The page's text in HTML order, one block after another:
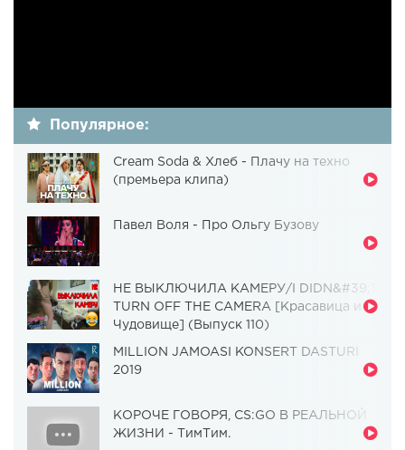
Популярное:
Cream Soda & Хлеб - Плачу на техно
(премьера клипа)
Павел Воля - Про Ольгу Бузову
НЕ ВЫКЛЮЧИЛА КАМЕРУ/I DIDN&#39;T
TURN OFF THE CAMERA [Красавица и
Чудовище] (Выпуск 110)
MILLION JAMOASI KONSERT DASTURI
2019
КОРОЧЕ ГОВОРЯ, CS:GO В РЕАЛЬНОЙ
ЖИЗНИ - ТимТим.